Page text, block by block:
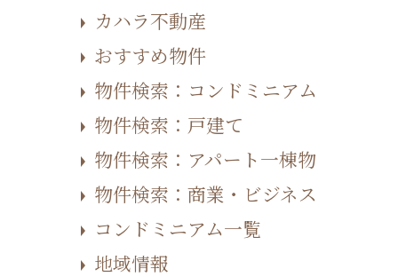
カハラ不動産
おすすめ物件
物件検索：コンドミニアム
物件検索：戸建て
物件検索：アパート一棟物
物件検索：商業・ビジネス
コンドミニアム一覧
地域情報